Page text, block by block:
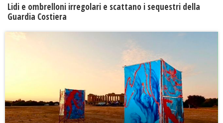
Lidi e ombrelloni irregolari e scattano i sequestri della
Guardia Costiera